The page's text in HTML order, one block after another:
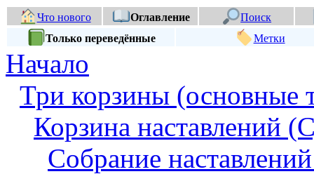
Что нового Оглавление
Поиск
Только переведённые
Метки
Начало
Три корзины (основные
Корзина наставлений
Собрание